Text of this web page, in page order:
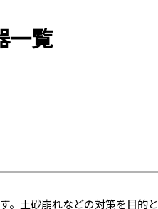
一覧
。土砂崩れなどの対策を目的と